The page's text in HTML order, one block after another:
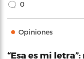
0
Opiniones
“Esa es mi